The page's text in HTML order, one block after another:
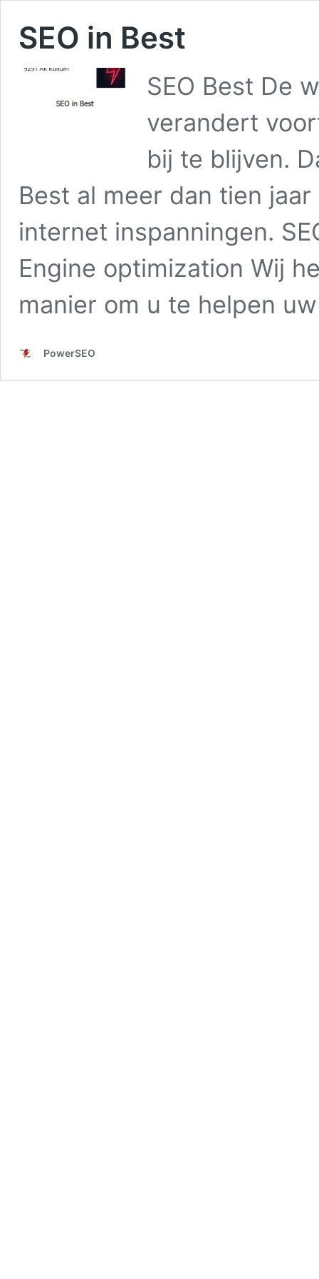
SEO in Best
SEO Best De
verandert
bij te blijven.
Best al meer dan tien
internet inspanningen.
Engine optimization Wij
manier om u te helpen
PowerSEO